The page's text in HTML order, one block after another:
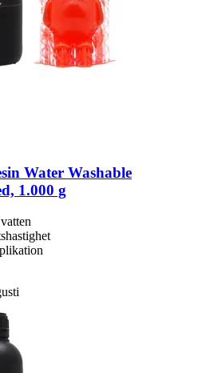
Water Washable
1.000 g